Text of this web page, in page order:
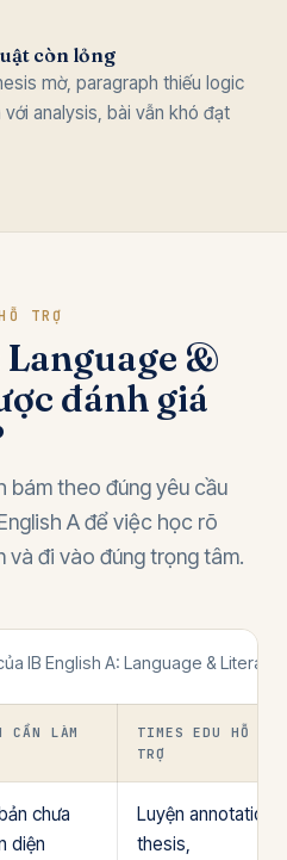
còn lỏng
mờ, paragraph thiếu logic
analysis, bài vẫn khó đạt
TRỢ
&
đánh giá
bám theo đúng yêu cầu
A để việc học rõ
và đi vào đúng trọng tâm.
IB English A: Language &
CẦN LÀM
TIMES EDU HỖ
TRỢ
chưa
diện
Luyện annotation,
thesis,